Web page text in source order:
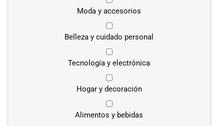
Moda y accesorios
Belleza y cuidado personal
Tecnología y electrónica
Hogar y decoración
Alimentos y bebidas